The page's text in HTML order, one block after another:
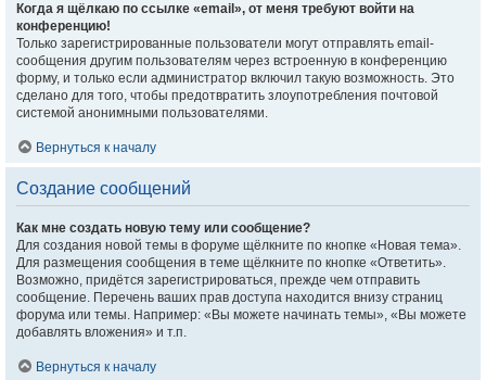
Когда я щёлкаю по ссылке «email», от меня требуют войти на
конференцию!
Только зарегистрированные пользователи могут отправлять email-
сообщения другим пользователям через встроенную в конференцию
форму, и только если администратор включил такую возможность. Это
сделано для того, чтобы предотвратить злоупотребления почтовой
системой анонимными пользователями.
Вернуться к началу
Создание сообщений
Как мне создать новую тему или сообщение?
Для создания новой темы в форуме щёлкните по кнопке «Новая тема».
Для размещения сообщения в теме щёлкните по кнопке «Ответить».
Возможно, придётся зарегистрироваться, прежде чем отправить
сообщение. Перечень ваших прав доступа находится внизу страниц
форума или темы. Например: «Вы можете начинать темы», «Вы можете
добавлять вложения» и т.п.
Вернуться к началу